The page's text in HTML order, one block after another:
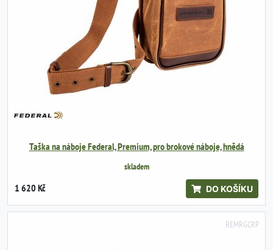
Taška na náboje Federal, Premium, pro brokové náboje, hnědá
skladem
1 620 Kč DO KOŠÍKU
REMRGCRP